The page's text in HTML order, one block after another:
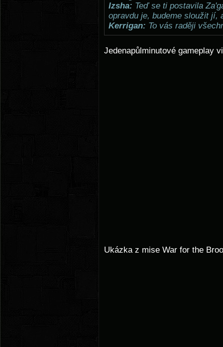
Izsha: Teď se ti postavila
opravdu je, budeme sloužit jí,
Kerrigan: To vás raději
Jedenapůlminutové gameplay
Ukázka z mise War for the